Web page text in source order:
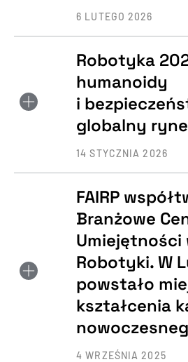
6 LUTEGO 2026
Robotyka
humanoidy
i
globalny
14 STYCZNIA 2026
FAIRP
Branżowe
Umiejętności
Robotyki. W
powstało
kształcenia
4 WRZEŚNIA 2025